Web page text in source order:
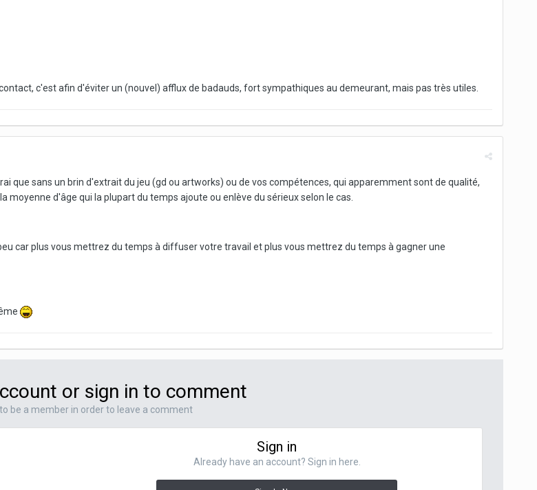
c'est afin d'éviter un (nouvel) afflux de badauds, fort sympathiques au demeurant, mais pas très utiles.
que sans un brin d'extrait du jeu (gd ou artworks) ou de vos compétences, qui apparemment sont de qualité,
moyenne d'âge qui la plupart du temps ajoute ou enlève du sérieux selon le cas.
car plus vous mettrez du temps à diffuser votre travail et plus vous mettrez du temps à gagner une
or sign in to comment
be a member in order to leave a comment
Sign in
Already have an account? Sign in here.